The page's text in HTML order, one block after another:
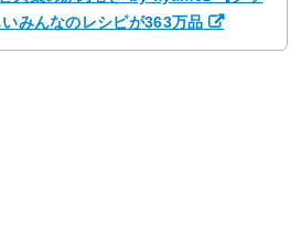
みんなのレシピが363万品